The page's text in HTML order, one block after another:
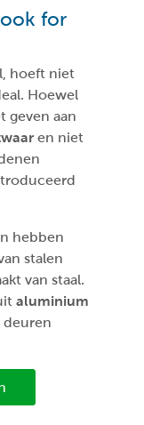
for
hoeft niet
Hoewel
geven aan
en niet
hebben
stalen
van staal.
aluminium
deuren